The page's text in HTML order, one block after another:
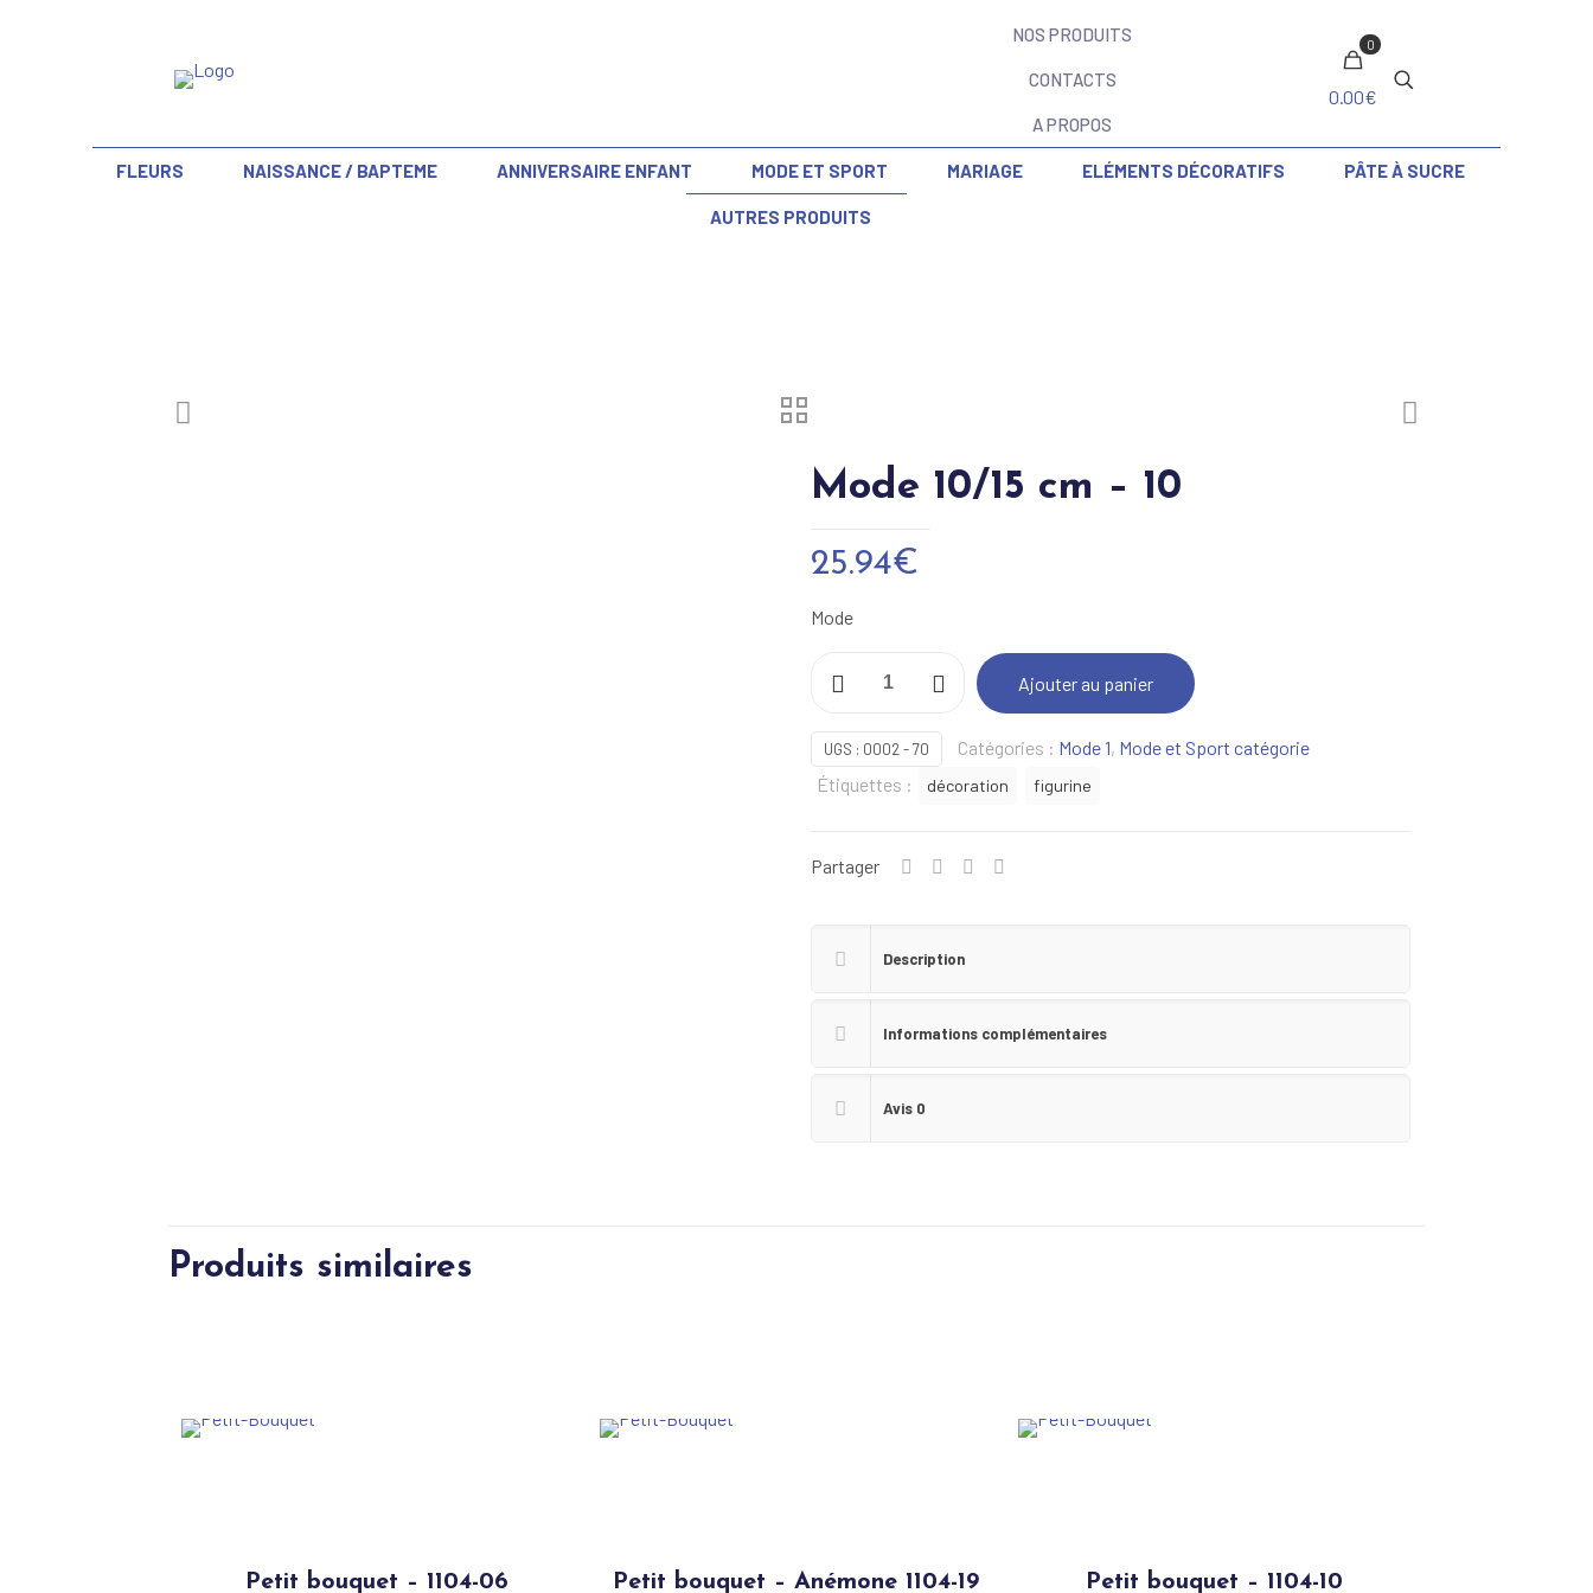
NOS PRODUITS
CONTACTS
A PROPOS
0
0.00€
FLEURS NAISSANCE / BAPTEME ANNIVERSAIRE ENFANT MODE ET SPORT MARIAGE ELÉMENTS DÉCORATIFS PÂTE À SUCRE
AUTRES PRODUITS
Mode 10/15 cm – 10
25.94€
Mode
Mode
10/15
cm
10
Ajouter au panier
UGS : 0002 - 70 Catégories : Mode 1, Mode et Sport catégorie
Étiquettes :
décoration figurine
Partager
Description
Informations complémentaires
Avis 0
Produits similaires
Petit bouquet – 1104-06 Petit bouquet – Anémone 1104-19 Petit bouquet – 1104-10